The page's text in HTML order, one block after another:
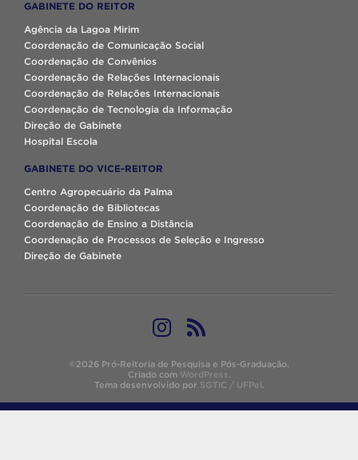
GABINETE DO REITOR
Agência da Lagoa Mirim
Coordenação de Comunicação Social
Coordenação de Convênios
Coordenação de Relações Internacionais
Coordenação de Relações Internacionais
Coordenação de Tecnologia da Informação
Direção de Gabinete
Hospital Escola
GABINETE DO VICE-REITOR
Centro Agropecuário da Palma
Coordenação de Bibliotecas
Coordenação de Ensino a Distância
Coordenação de Processos de Seleção e Ingresso
Direção de Gabinete
©2026 Pró-Reitoria de Pesquisa e Pós-Graduação.
Criado com WordPress.
Tema desenvolvido por SGTIC / UFPel.